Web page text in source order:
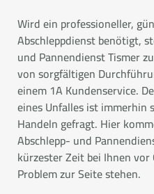
Wird ein professioneller,
Abschleppdienst benötigt,
und Pannendienst Tismer
von sorgfältigen
einem 1A Kundenservice.
eines Unfalles ist immerhin
Handeln gefragt. Hier
Abschlepp- und
kürzester Zeit bei Ihnen
Problem zur Seite stehen.